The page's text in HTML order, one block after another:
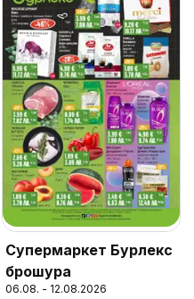
Супермаркет Бурлекс
брошура
06.08. - 12.08.2026